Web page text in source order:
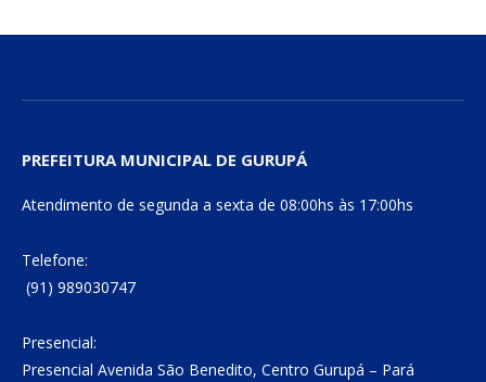
PREFEITURA MUNICIPAL DE GURUPÁ
Atendimento de segunda a sexta de 08:00hs às 17:00hs
Telefone:
(91) 989030747
Presencial:
Presencial Avenida São Benedito, Centro Gurupá – Pará